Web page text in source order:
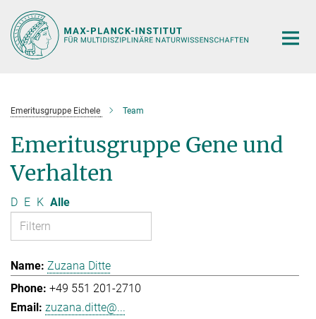
Hauptinhalt
Emeritusgruppe Eichele Team
Emeritusgruppe Gene und
Verhalten
D E K Alle
Zuzana Ditte
+49 551 201-2710
zuzana.ditte@...